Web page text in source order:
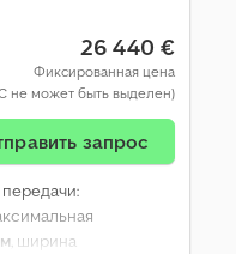
26 440 €
Фиксированная цена
не может быть выделен)
запрос
передачи:
, ширина